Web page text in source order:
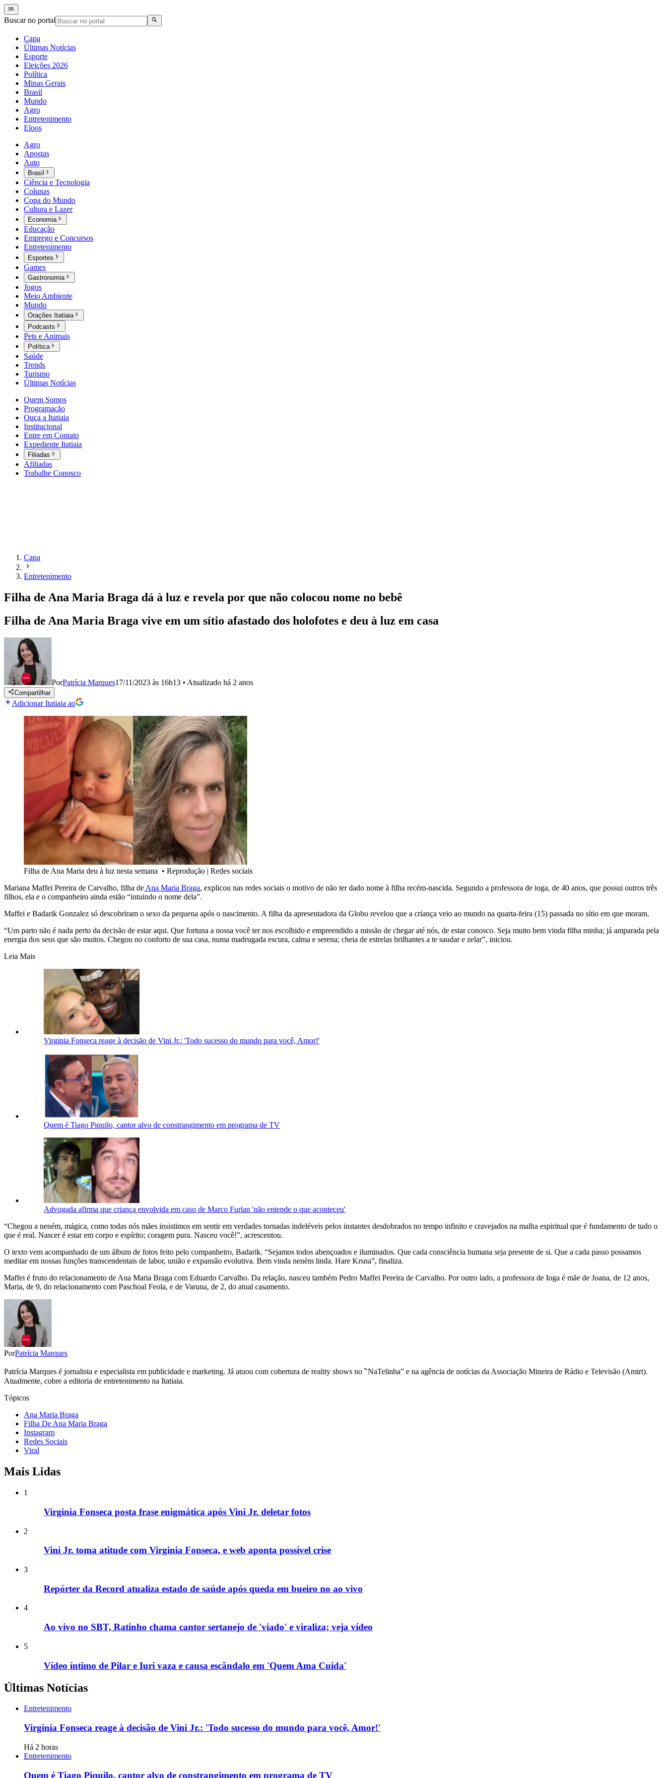
Buscar no portal
Capa
Últimas Notícias
Esporte
Eleições 2026
Política
Minas Gerais
Brasil
Mundo
Agro
Entretenimento
Eloos
Agro
Apostas
Auto
Brasil
Ciência e Tecnologia
Colunas
Copa do Mundo
Cultura e Lazer
Economia
Educação
Emprego e Concursos
Entretenimento
Esportes
Games
Gastronomia
Jogos
Meio Ambiente
Mundo
Orações Itatiaia
Podcasts
Pets e Animais
Política
Saúde
Trends
Turismo
Últimas Notícias
Quem Somos
Programação
Ouça a Itatiaia
Institucional
Entre em Contato
Expediente Itatiaia
Filiadas
Afiliadas
Trabalhe Conosco
Capa
Entretenimento
Filha de Ana Maria Braga dá à luz e revela por que não colocou nome no bebê
Filha de Ana Maria Braga vive em um sítio afastado dos holofotes e deu à luz em casa
PorPatrícia Marques17/11/2023 às 16h13 • Atualizado há 2 anos
Compartilhar
Adicionar Itatiaia ao
Filha de Ana Maria deu à luz nesta semana • Reprodução | Redes sociais
Mariana Maffei Pereira de Carvalho, filha de Ana Maria Braga, explicou nas redes sociais o motivo de não ter dado nome à filha recém-nascida. Segundo a professora de ioga, de 40 anos, que possui outros três
filhos, ela e o companheiro ainda estão “intuindo o nome dela”.
Maffei e Badarik Gonzalez só descobriram o sexo da pequena após o nascimento. A filha da apresentadora da Globo revelou que a criança veio ao mundo na quarta-feira (15) passada no sítio em que moram.
“Um parto não é nada perto da decisão de estar aqui. Que fortuna a nossa você ter nos escolhido e empreendido a missão de chegar até nós, de estar conosco. Seja muito bem vinda filha minha; já amparada pela
energia dos seus que são muitos. Chegou no conforto de sua casa, numa madrugada escura, calma e serena; cheia de estrelas brilhantes a te saudar e zelar”, iniciou.
Leia Mais
Virginia Fonseca reage à decisão de Vini Jr.: 'Todo sucesso do mundo para você, Amor!'
Quem é Tiago Piquilo, cantor alvo de constrangimento em programa de TV
Advogada afirma que criança envolvida em caso de Marco Furlan 'não entende o que aconteceu'
“Chegou a neném, mágica, como todas nós mães insistimos em sentir em verdades tornadas indeléveis pelos instantes desdobrados no tempo infinito e cravejados na malha espiritual que é fundamento de tudo o
que é real. Nascer é estar em corpo e espírito; coragem pura. Nasceu você!”, acrescentou.
O texto vem acompanhado de um álbum de fotos feito pelo companheiro, Badarik. “Sejamos todos abençoados e iluminados. Que cada consciência humana seja presente de si. Que a cada passo possamos
meditar em nossas funções transcendentais de labor, união e expansão evolutiva. Bem vinda neném linda. Hare Krsna”, finaliza.
Maffei é fruto do relacionamento de Ana Maria Braga com Eduardo Carvalho. Da relação, nasceu também Pedro Maffei Pereira de Carvalho. Por outro lado, a professora de Ioga é mãe de Joana, de 12 anos,
Maria, de 9, do relacionamento com Paschoal Feola, e de Varuna, de 2, do atual casamento.
PorPatrícia Marques
Patrícia Marques é jornalista e especialista em publicidade e marketing. Já atuou com cobertura de reality shows no ‶NaTelinha” e na agência de notícias da Associação Mineira de Rádio e Televisão (Amirt).
Atualmente, cobre a editoria de entretenimento na Itatiaia.
Tópicos
Ana Maria Braga
Filha De Ana Maria Braga
Instagram
Redes Sociais
Viral
Mais Lidas
1
Virginia Fonseca posta frase enigmática após Vini Jr. deletar fotos
2
Vini Jr. toma atitude com Virginia Fonseca, e web aponta possível crise
3
Repórter da Record atualiza estado de saúde após queda em bueiro no ao vivo
4
Ao vivo no SBT, Ratinho chama cantor sertanejo de 'viado' e viraliza; veja vídeo
5
Vídeo íntimo de Pilar e Iuri vaza e causa escândalo em 'Quem Ama Cuida'
Últimas Notícias
Entretenimento
Virginia Fonseca reage à decisão de Vini Jr.: 'Todo sucesso do mundo para você, Amor!'
Há 2 horas
Entretenimento
Quem é Tiago Piquilo, cantor alvo de constrangimento em programa de TV